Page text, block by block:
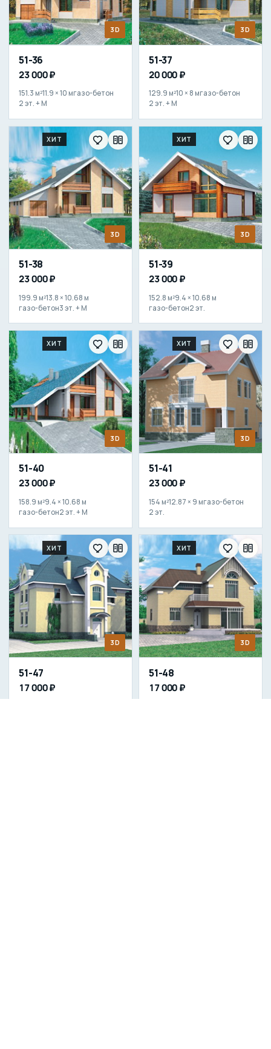
3D
51-36
23 000 ₽
151.3 м²11.9 × 10 мгазо-бетон
2 эт. + М
3D
51-37
20 000 ₽
129.9 м²10 × 8 мгазо-бетон
2 эт. + М
3D
ХИТ
51-38
23 000 ₽
199.9 м²13.8 × 10.68 м
газо-бетон3 эт. + М
3D
ХИТ
51-39
23 000 ₽
152.8 м²9.4 × 10.68 м
газо-бетон2 эт.
3D
ХИТ
51-40
23 000 ₽
158.9 м²9.4 × 10.68 м
газо-бетон2 эт. + М
3D
ХИТ
51-41
23 000 ₽
154 м²12.87 × 9 мгазо-бетон
2 эт.
3D
ХИТ
51-47
17 000 ₽
3D
ХИТ
51-48
17 000 ₽